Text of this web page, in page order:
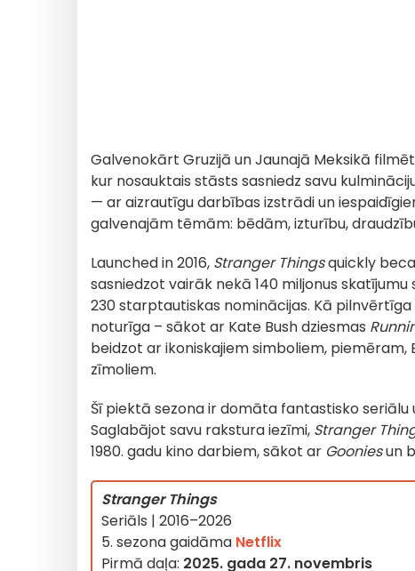
Galvenokārt Gruzijā un Jaunajā Meksikā
kur nosauktais stāsts sasniedz savu
— ar aizrautīgu darbības izstrādi un
galvenajām tēmām: bēdām, izturību,
Launched in 2016, Stranger Thingsquickly
sasniedzot vairāk nekā 140 miljonus
230 starptautiskas nominācijas. Kā
noturīga – sākot ar Kate Bush dziesmas
beidzot ar ikoniskajiem simboliem, piemēram,
zīmoliem.
Šī piektā sezona ir domāta fantastisko
Saglabājot savu rakstura iezīmi, Stranger
1980. gadu kino darbiem, sākot ar Gooniesun
Stranger Things
Seriāls | 2016–2026
5. sezona gaidāma Netflix
Pirmā daļa: 2025. gada 27. novembris